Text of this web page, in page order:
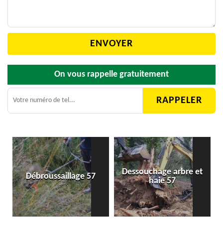
On vous rappelle gratuitement
Débroussaillage 57
Dessouchage arbre et
haie 57